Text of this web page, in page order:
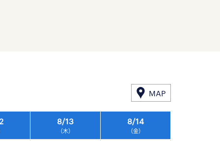
MAP
8/13
（木）
8/14
（金）